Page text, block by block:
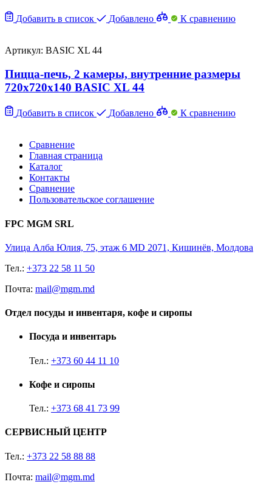
Добавить в список Добавлено К сравнению
Артикул: BASIC XL 44
Пицца-печь, 2 камеры, внутренние размеры
720x720x140 BASIC XL 44
Добавить в список Добавлено К сравнению
Сравнение
Главная страница
Каталог
Контакты
Сравнение
Пользовательское соглашение
FPC MGM SRL
Улица Алба Юлия, 75, этаж 6 MD 2071, Кишинёв, Молдова
Тел.: +373 22 58 11 50
Почта: mail@mgm.md
Отдел посуды и инвентаря, кофе и сиропы
Посуда и инвентарь
Тел.: +373 60 44 11 10
Кофе и сиропы
Тел.: +373 68 41 73 99
СЕРВИСНЫЙ ЦЕНТР
Тел.: +373 22 58 88 88
Почта: mail@mgm.md